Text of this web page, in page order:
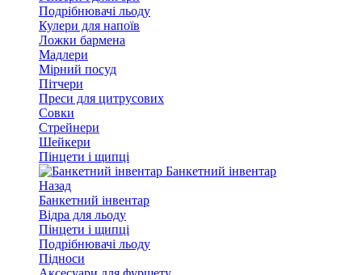
Подрібнювачі льоду
Кулери для напоїв
Ложки бармена
Мадлери
Мірний посуд
Пітчери
Преси для цитрусових
Совки
Стрейнери
Шейкери
Пінцети і щипці
Банкетний інвентар
Назад
Банкетний інвентар
Відра для льоду
Пінцети і щипці
Подрібнювачі льоду
Підноси